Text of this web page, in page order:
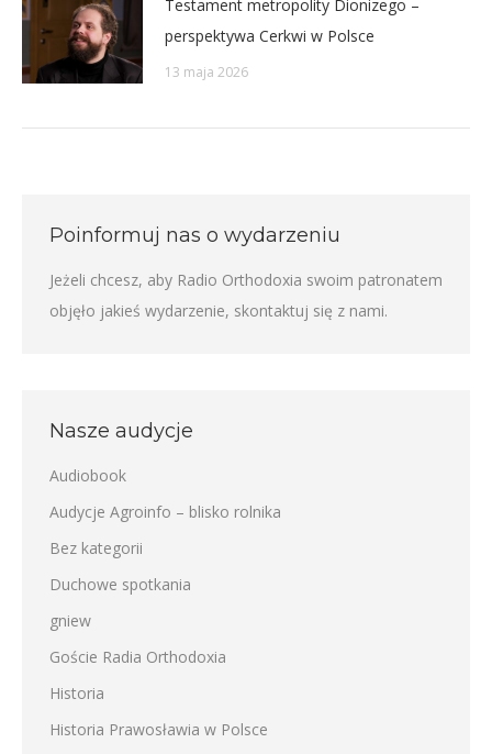
Testament metropolity Dionizego –
perspektywa Cerkwi w Polsce
13 maja 2026
Poinformuj nas o wydarzeniu
Jeżeli chcesz, aby Radio Orthodoxia swoim patronatem
objęło jakieś wydarzenie, skontaktuj się z nami.
Nasze audycje
Audiobook
Audycje Agroinfo – blisko rolnika
Bez kategorii
Duchowe spotkania
gniew
Goście Radia Orthodoxia
Historia
Historia Prawosławia w Polsce